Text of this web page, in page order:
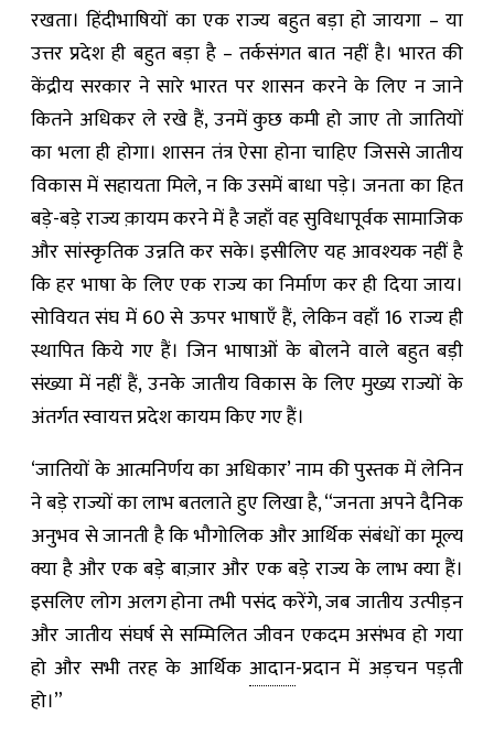
रखता। हिंदीभाषियों का एक राज्य बहुत बड़ा हो जायगा – या
उत्तर प्रदेश ही बहुत बड़ा है – तर्कसंगत बात नहीं है। भारत की
केंद्रीय सरकार ने सारे भारत पर शासन करने के लिए न जाने
कितने अधिकर ले रखे हैं, उनमें कुछ कमी हो जाए तो जातियों
का भला ही होगा। शासन तंत्र ऐसा होना चाहिए जिससे जातीय
विकास में सहायता मिले, न कि उसमें बाधा पड़े। जनता का हित
बड़े-बड़े राज्य क़ायम करने में है जहाँ वह सुविधापूर्वक सामाजिक
और सांस्कृतिक उन्नति कर सके। इसीलिए यह आवश्यक नहीं है
कि हर भाषा के लिए एक राज्य का निर्माण कर ही दिया जाय।
सोवियत संघ में 60 से ऊपर भाषाएँ हैं, लेकिन वहाँ 16 राज्य ही
स्थापित किये गए हैं। जिन भाषाओं के बोलने वाले बहुत बड़ी
संख्या में नहीं हैं, उनके जातीय विकास के लिए मुख्य राज्यों के
अंतर्गत स्वायत्त प्रदेश कायम किए गए हैं।
‘जातियों के आत्मनिर्णय का अधिकार’ नाम की पुस्तक में लेनिन
ने बड़े राज्यों का लाभ बतलाते हुए लिखा है, “जनता अपने दैनिक
अनुभव से जानती है कि भौगोलिक और आर्थिक संबंधों का मूल्य
क्या है और एक बड़े बाज़ार और एक बड़े राज्य के लाभ क्या हैं।
इसलिए लोग अलग होना तभी पसंद करेंगे, जब जातीय उत्पीड़न
और जातीय संघर्ष से सम्मिलित जीवन एकदम असंभव हो गया
हो और सभी तरह के आर्थिक आदान-प्रदान में अड़चन पड़ती
हो।”